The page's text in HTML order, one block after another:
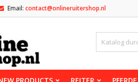
Email: contact@onlineruitershop.nl